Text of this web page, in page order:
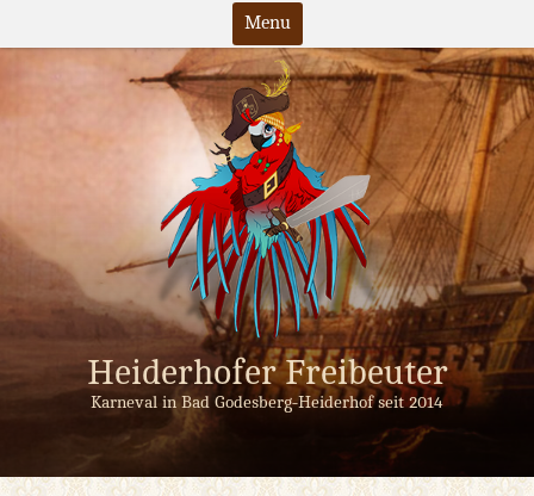
content
Menu
Heiderhofer Freibeuter
Karneval in Bad Godesberg-Heiderhof seit 2014